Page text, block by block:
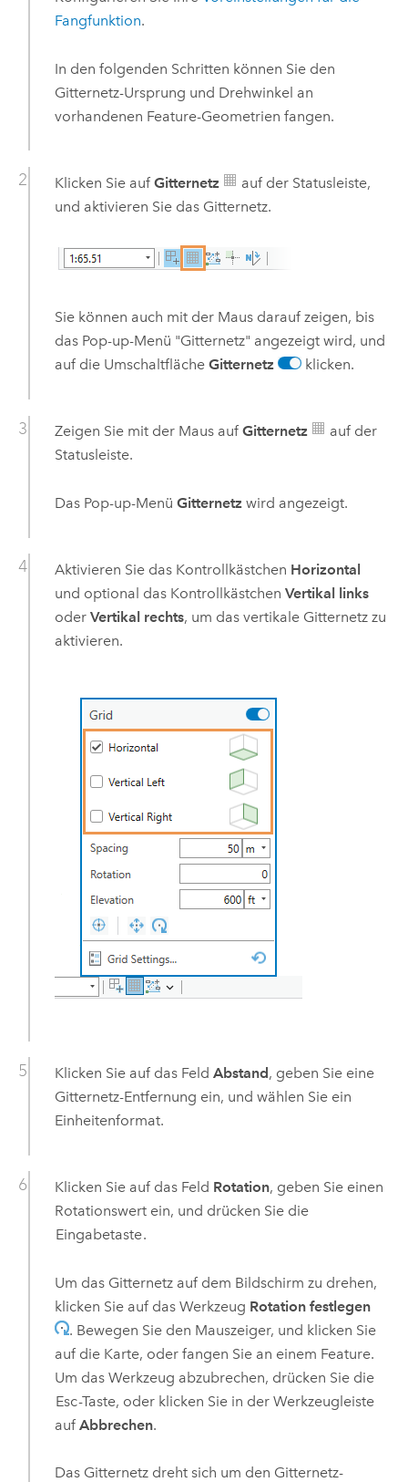
Fangfunktion.
In den folgenden Schritten können Sie den
Gitternetz-Ursprung und Drehwinkel an
vorhandenen Feature-Geometrien fangen.
Klicken Sie auf Gitternetz
auf der Statusleiste,
und aktivieren Sie das Gitternetz.
Sie können auch mit der Maus darauf zeigen, bis
das Pop-up-Menü "Gitternetz" angezeigt wird, und
auf die Umschaltfläche Gitternetz klicken.
Zeigen Sie mit der Maus auf Gitternetz
auf der
Statusleiste.
Das Pop-up-Menü Gitternetzwird angezeigt.
Aktivieren Sie das Kontrollkästchen Horizontal
und optional das Kontrollkästchen Vertikal links
oder Vertikal rechts, um das vertikale Gitternetz zu
aktivieren.
Klicken Sie auf das Feld Abstand, geben Sie eine
Gitternetz-Entfernung ein, und wählen Sie ein
Einheitenformat.
Klicken Sie auf das Feld Rotation, geben Sie einen
Rotationswert ein, und drücken Sie die
Eingabetaste.
Um das Gitternetz auf dem Bildschirm zu drehen,
klicken Sie auf das Werkzeug Rotation festlegen
. Bewegen Sie den Mauszeiger, und klicken Sie
auf die Karte, oder fangen Sie an einem Feature.
Um das Werkzeug abzubrechen, drücken Sie die
Esc-Taste, oder klicken Sie in der Werkzeugleiste
auf Abbrechen.
Das Gitternetz dreht sich um den Gitternetz-